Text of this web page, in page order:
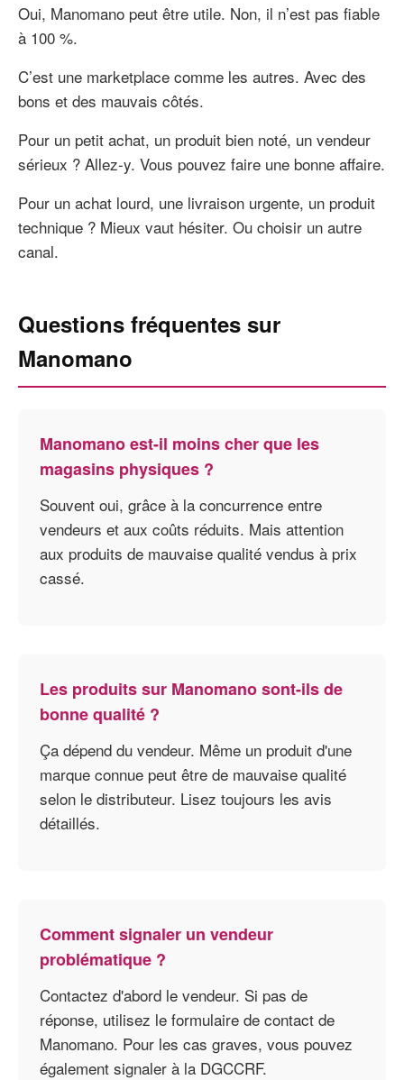
Oui, Manomano peut être utile. Non, il n’est pas fiable
à 100 %.
C’est une marketplace comme les autres. Avec des
bons et des mauvais côtés.
Pour un petit achat, un produit bien noté, un vendeur
sérieux ? Allez-y. Vous pouvez faire une bonne affaire.
Pour un achat lourd, une livraison urgente, un produit
technique ? Mieux vaut hésiter. Ou choisir un autre
canal.
Questions fréquentes sur
Manomano
Manomano est-il moins cher que les
magasins physiques ?
Souvent oui, grâce à la concurrence entre
vendeurs et aux coûts réduits. Mais attention
aux produits de mauvaise qualité vendus à prix
cassé.
Les produits sur Manomano sont-ils de
bonne qualité ?
Ça dépend du vendeur. Même un produit d'une
marque connue peut être de mauvaise qualité
selon le distributeur. Lisez toujours les avis
détaillés.
Comment signaler un vendeur
problématique ?
Contactez d'abord le vendeur. Si pas de
réponse, utilisez le formulaire de contact de
Manomano. Pour les cas graves, vous pouvez
également signaler à la DGCCRF.